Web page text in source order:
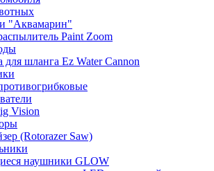
"Аквамарин"
Paint Zoom
для шланга Ez Water Cannon
Vision
(Rotorazer Saw)
наушники GLOW